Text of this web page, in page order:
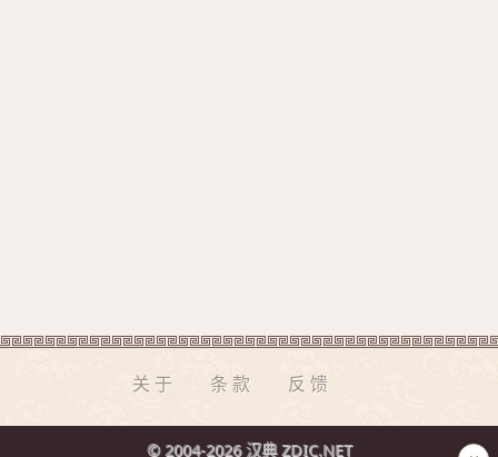
关于 条款 反馈
© 2004-2026 汉典 ZDIC.NET